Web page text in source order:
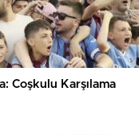
Coşkulu Karşılama